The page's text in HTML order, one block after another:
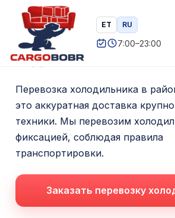
ET RU
7:00–23:00
Главная/ Перевозка
Перевозка
Kesklinn
Перевозка холодильника в
это аккуратная доставка
техники. Мы перевозим
фиксацией, соблюдая правила
транспортировки.
Заказать перевозку